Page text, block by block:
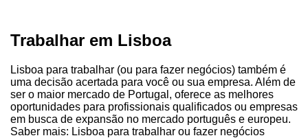
Trabalhar em Lisboa
Lisboa para trabalhar (ou para fazer negócios) também é
uma decisão acertada para você ou sua empresa. Além de
ser o maior mercado de Portugal, oferece as melhores
oportunidades para profissionais qualificados ou empresas
em busca de expansão no mercado português e europeu.
Saber mais: Lisboa para trabalhar ou fazer negócios